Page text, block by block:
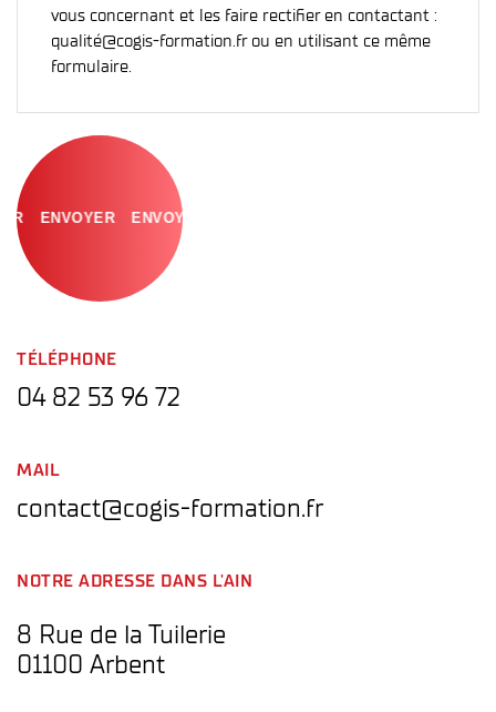
vous concernant et les faire rectifier en contactant :
qualité@cogis-formation.fr ou en utilisant ce même
formulaire.
ENVOYER
TÉLÉPHONE
04 82 53 96 72
MAIL
contact@cogis-formation.fr
NOTRE ADRESSE DANS L'AIN
8 Rue de la Tuilerie
01100 Arbent